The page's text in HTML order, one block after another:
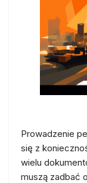
Prowadzenie
się z
wielu
muszą zadbać